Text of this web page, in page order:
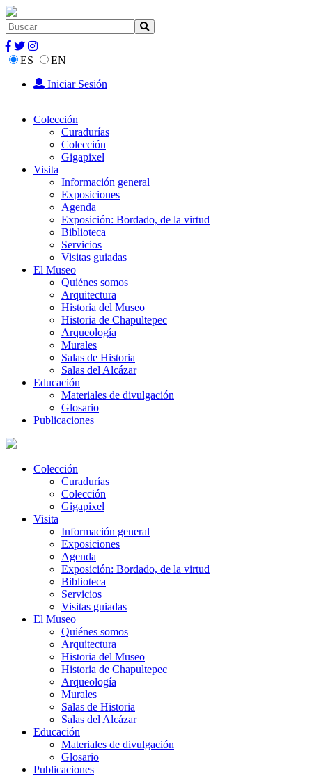
ES
EN
Iniciar Sesión
Colección
Curadurías
Colección
Gigapixel
Visita
Información general
Exposiciones
Agenda
Exposición: Bordado, de la virtud
Biblioteca
Servicios
Visitas guiadas
El Museo
Quiénes somos
Arquitectura
Historia del Museo
Historia de Chapultepec
Arqueología
Murales
Salas de Historia
Salas del Alcázar
Educación
Materiales de divulgación
Glosario
Publicaciones
Colección
Curadurías
Colección
Gigapixel
Visita
Información general
Exposiciones
Agenda
Exposición: Bordado, de la virtud
Biblioteca
Servicios
Visitas guiadas
El Museo
Quiénes somos
Arquitectura
Historia del Museo
Historia de Chapultepec
Arqueología
Murales
Salas de Historia
Salas del Alcázar
Educación
Materiales de divulgación
Glosario
Publicaciones